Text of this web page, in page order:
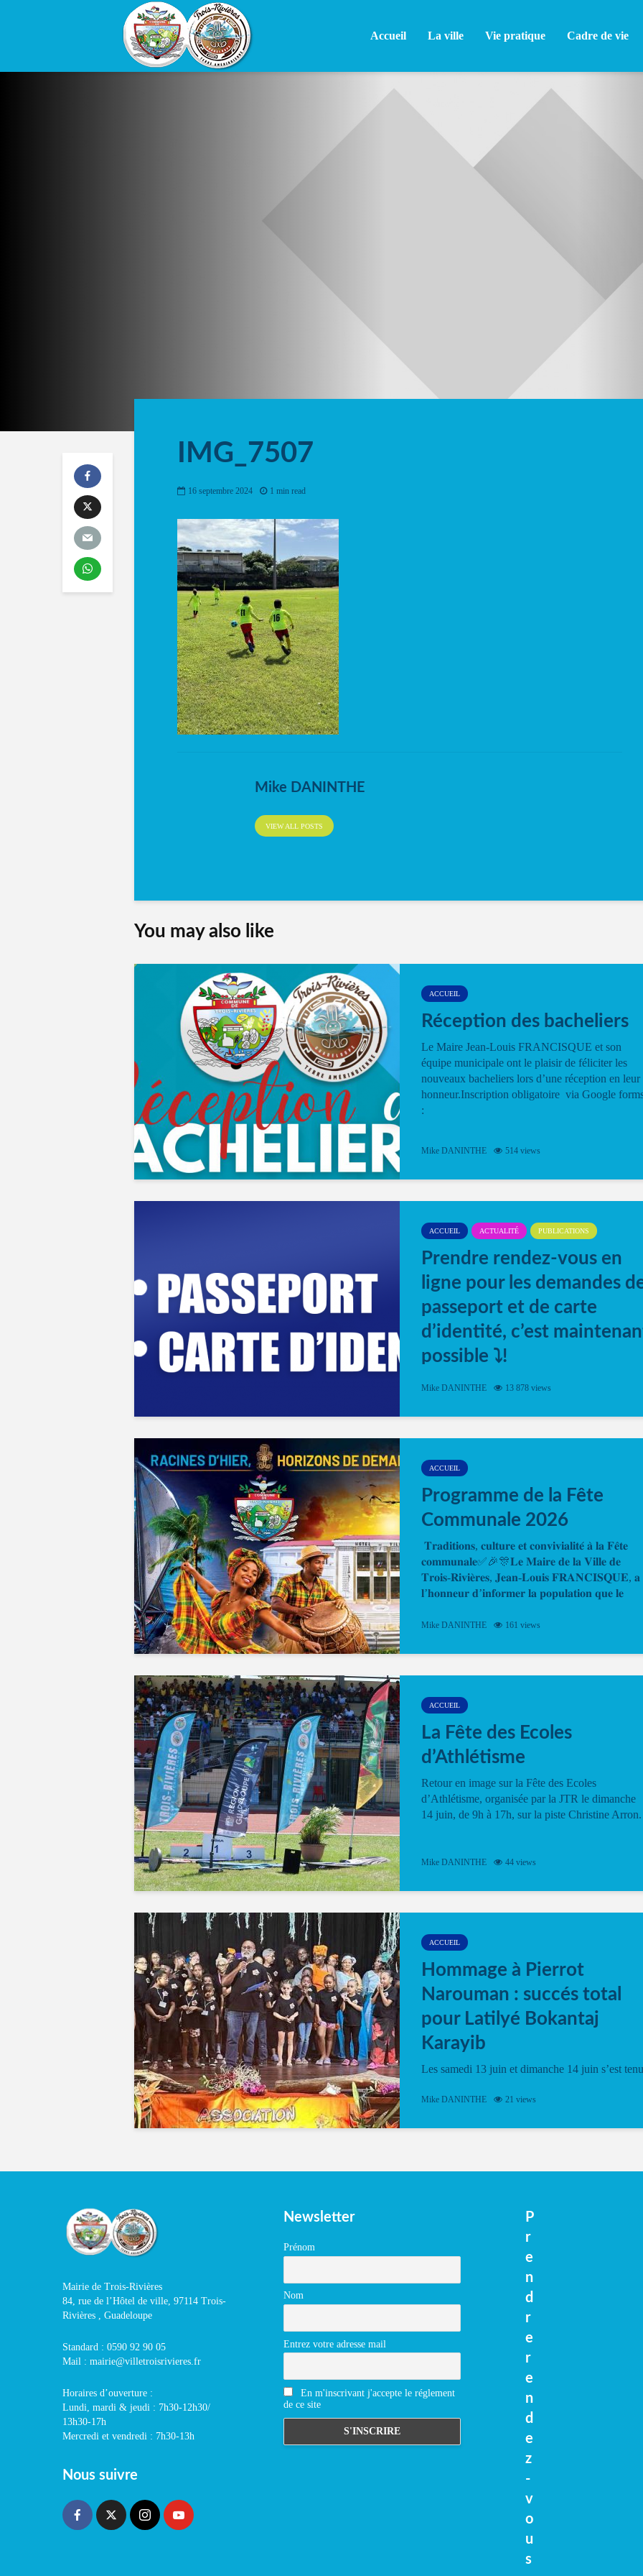
Accueil La ville Vie pratique Cadre de vie
IMG_7507
16 septembre 2024 1 min read
Mike DANINTHE
VIEW ALL POSTS
You may also like
ACCUEIL
Réception des bacheliers
Le Maire Jean-Louis FRANCISQUE et son
équipe municipale ont le plaisir de féliciter les
nouveaux bacheliers lors d’une réception en leur
honneur.Inscription obligatoire via Google
:
Mike DANINTHE 514 views
ACCUEIL ACTUALITÉ PUBLICATIONS
Prendre rendez-vous en
ligne pour les demandes
passeport et de carte
d’identité, c’est
possible ⤵️!
Désormais, il est possible de prendre rendez-
Mike DANINTHE 13 878 views
ACCUEIL
Programme de la Fête
Communale 2026
𝐓𝐫𝐚𝐝𝐢𝐭𝐢𝐨𝐧𝐬, 𝐜𝐮𝐥𝐭𝐮𝐫𝐞 𝐞𝐭 𝐜𝐨𝐧𝐯𝐢𝐯𝐢𝐚𝐥𝐢𝐭𝐞́ 𝐚̀ 𝐥𝐚 𝐅𝐞̂𝐭𝐞
𝐜𝐨𝐦𝐦𝐮𝐧𝐚𝐥𝐞✅🎉🎊𝐋𝐞 𝐌𝐚𝐢𝐫𝐞 𝐝𝐞 𝐥𝐚 𝐕𝐢𝐥𝐥𝐞 𝐝𝐞
𝐓𝐫𝐨𝐢𝐬-𝐑𝐢𝐯𝐢𝐞̀𝐫𝐞𝐬, 𝐉𝐞𝐚𝐧-𝐋𝐨𝐮𝐢𝐬 𝐅𝐑𝐀𝐍𝐂𝐈𝐒𝐐𝐔𝐄, 𝐚
𝐥’𝐡𝐨𝐧𝐧𝐞𝐮𝐫 𝐝’𝐢𝐧𝐟𝐨𝐫𝐦𝐞𝐫 𝐥𝐚 𝐩𝐨𝐩𝐮𝐥𝐚𝐭𝐢𝐨𝐧 𝐪𝐮𝐞 𝐥𝐞
Mike DANINTHE 161 views
ACCUEIL
La Fête des Ecoles
d’Athlétisme
Retour en image sur la Fête des Ecoles
d’Athlétisme, organisée par la JTR le dimanche
14 juin, de 9h à 17h, sur la piste Christine Arron.
Mike DANINTHE 44 views
ACCUEIL
Hommage à Pierrot
Narouman : succés total
pour Latilyé Bokantaj
Karayib
Les samedi 13 juin et dimanche 14 juin s’est tenu
vibrant à Pierrot Narouman, organisé par
spectacle de fin d’année, présenté à la salle...
Mike DANINTHE 21 views
Mairie de Trois-Rivières
84, rue de l’Hôtel de ville, 97114 Trois-
Rivières , Guadeloupe
Standard : 0590 92 90 05
Mail : mairie@villetroisrivieres.fr
Horaires d’ouverture :
Lundi, mardi & jeudi : 7h30-12h30/
13h30-17h
Mercredi et vendredi : 7h30-13h
Nous suivre
Newsletter
Prénom
Nom
Entrez votre adresse mail
En m'inscrivant j'accepte le réglement
de ce site
P
r
e
n
d
r
e
r
e
n
d
e
z
-
v
o
u
s